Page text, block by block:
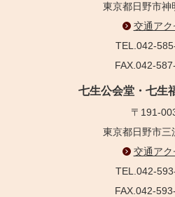
東京都日野市神
交通アク
TEL.042-
FAX.042-
七生公会堂・七生
〒191-
東京都日野市三
交通アク
TEL.042-
FAX.042-